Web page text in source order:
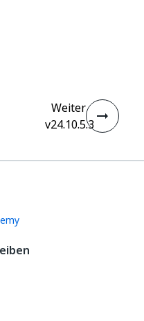
Weiter
v24.10.5.3